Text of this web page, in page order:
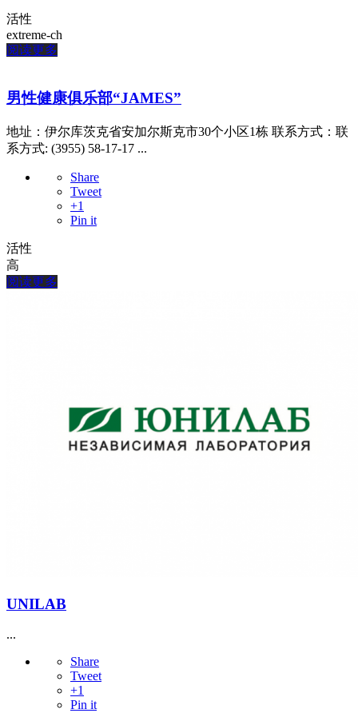
活性
extreme-ch
阅读更多
男性健康俱乐部“JAMES”
地址：伊尔库茨克省安加尔斯克市30个小区1栋 联系方式：联
系方式: (3955) 58-17-17 ...
Share
Tweet
+1
Pin it
活性
高
阅读更多
UNILAB
...
Share
Tweet
+1
Pin it